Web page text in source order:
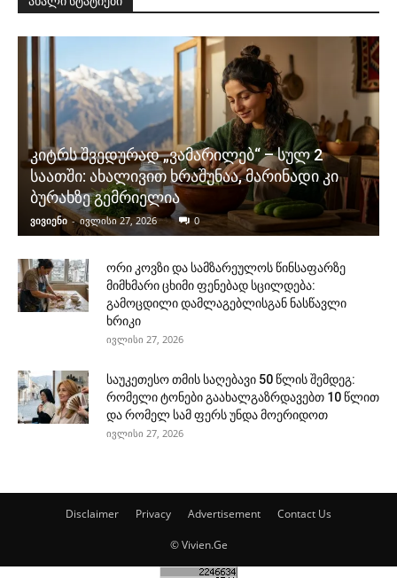
კიტრს შვედურად „ვამარილებ“ – სულ 2
საათში: ახალივით ხრაშუნაა, მარინადი კი
ბურახზე გემრიელია
ვივიენი - ივლისი 27, 2026 0
ორი კოვზი და სამზარეულოს წინსაფარზე
მიმხმარი ცხიმი ფენებად სცილდება:
გამოცდილი დამლაგებლისგან ნასწავლი
ხრიკი
ივლისი 27, 2026
საუკეთესო თმის საღებავი 50 წლის შემდეგ:
რომელი ტონები გაახალგაზრდავებთ 10 წლით
და რომელ სამ ფერს უნდა მოერიდოთ
ივლისი 27, 2026
Disclaimer Privacy Advertisement Contact Us
© Vivien.Ge